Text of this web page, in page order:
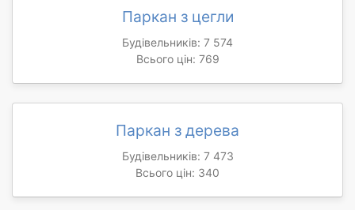
Паркан з цегли
Будівельників: 7 574
Всього цін: 769
Паркан з дерева
Будівельників: 7 473
Всього цін: 340